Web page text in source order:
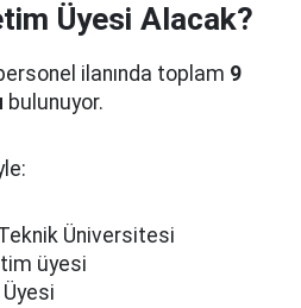
Üyesi Alacak?
ilanında toplam 9
bulunuyor.
Üniversitesi
üyesi